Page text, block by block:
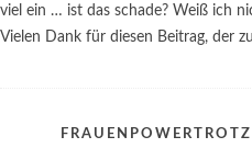
viel ein … ist das schade? Weiß ich
Vielen Dank für diesen Beitrag, der